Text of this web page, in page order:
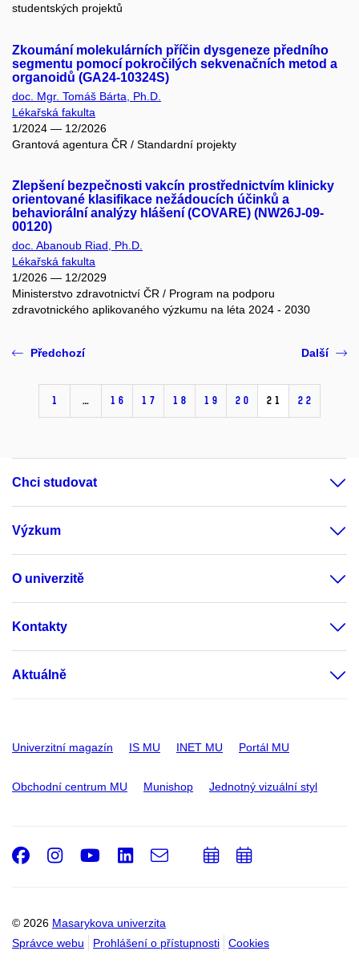
studentských projektů
Zkoumání molekulárních příčin dysgeneze předního
segmentu pomocí pokročilých sekvenačních metod a
organoidů (GA24-10324S)
doc. Mgr. Tomáš Bárta, Ph.D.
Lékařská fakulta
1/2024 — 12/2026
Grantová agentura ČR / Standardní projekty
Zlepšení bezpečnosti vakcín prostřednictvím klinicky
orientované klasifikace nežádoucích účinků a
behaviorální analýzy hlášení (COVARE) (NW26J-09-
00120)
doc. Abanoub Riad, Ph.D.
Lékařská fakulta
1/2026 — 12/2029
Ministerstvo zdravotnictví ČR / Program na podporu
zdravotnického aplikovaného výzkumu na léta 2024 - 2030
Předchozí
1 … 16 17 18 19 20 21 22
Další
Chci studovat
Výzkum
O univerzitě
Kontakty
Aktuálně
Univerzitní magazín IS MU INET MU Portál MU
Obchodní centrum MU Munishop Jednotný vizuální styl
© 2026 Masarykova univerzita
Správce webu
Prohlášení o přístupnosti Cookies
Facebook
Instagram
Youtube
LinkedIn
e-
PřidatPřidat